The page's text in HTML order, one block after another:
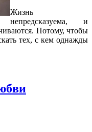
Жизнь
непредсказуема, и
Потому, чтобы
тех, с кем однажды